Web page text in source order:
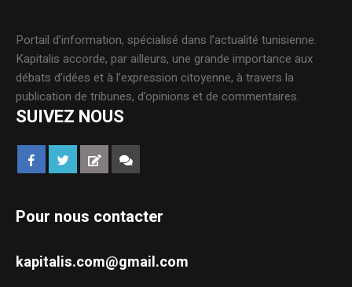
Portail d’information, spécialisé dans l’actualité tunisienne.
Kapitalis accorde, par ailleurs, une grande importance aux
débats d’idées et à l’expression citoyenne, à travers la
publication de tribunes, d’opinions et de commentaires.
SUIVEZ NOUS
Pour nous contacter
kapitalis.com@gmail.com